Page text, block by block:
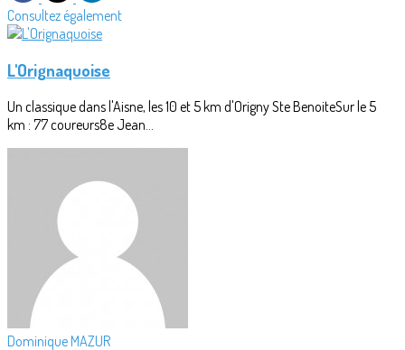
Consultez également
L'Orignaquoise
Un classique dans l'Aisne, les 10 et 5 km d'Origny Ste BenoiteSur le 5
km : 77 coureurs8e Jean...
Dominique MAZUR